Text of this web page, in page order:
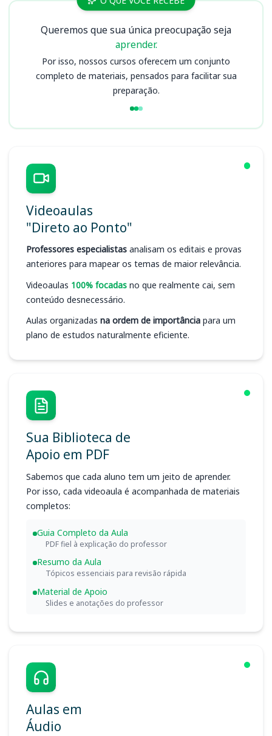
Queremos que sua única preocupação seja
aprender.
Por isso, nossos cursos oferecem um conjunto
completo de materiais, pensados para facilitar sua
preparação.
Videoaulas
"Direto ao Ponto"
Professores especialistas analisam os editais e provas
anteriores para mapear os temas de maior relevância.
Videoaulas 100% focadas no que realmente cai, sem
conteúdo desnecessário.
Aulas organizadas na ordem de importância para um
plano de estudos naturalmente eficiente.
Sua Biblioteca de
Apoio em PDF
Sabemos que cada aluno tem um jeito de aprender.
Por isso, cada videoaula é acompanhada de materiais
completos:
Guia Completo da Aula
PDF fiel à explicação do professor
Resumo da Aula
Tópicos essenciais para revisão rápida
Material de Apoio
Slides e anotações do professor
Aulas em
Áudio